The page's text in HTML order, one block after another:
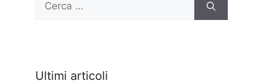
Ultimi articoli